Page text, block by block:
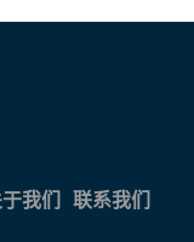
我们
联系我们